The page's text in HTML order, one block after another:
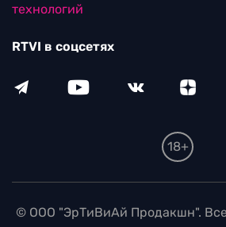
технологий
RTVI в соцсетях
18+
© ООО "ЭрТиВиАй Продакшн".